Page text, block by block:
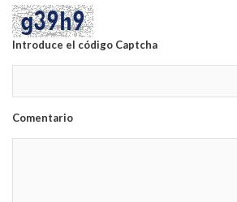
Introduce el código Captcha
Comentario